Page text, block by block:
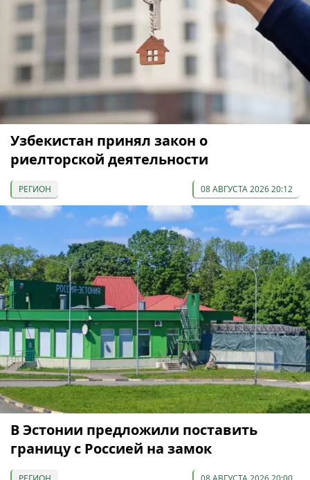
Узбекистан принял закон о
риелторской деятельности
РЕГИОН 08 АВГУСТА 2026 20:12
В Эстонии предложили поставить
границу с Россией на замок